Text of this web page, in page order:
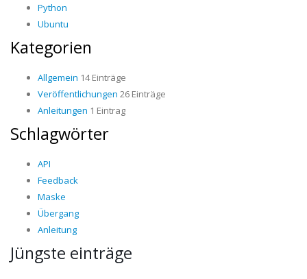
Python
Ubuntu
Kategorien
Allgemein 14 Einträge
Veröffentlichungen 26 Einträge
Anleitungen 1 Eintrag
Schlagwörter
API
Feedback
Maske
Übergang
Anleitung
Jüngste einträge